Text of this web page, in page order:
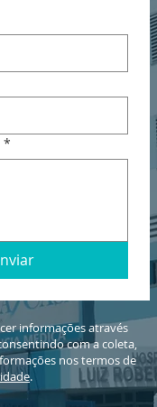
*
informações através
com a coleta,
nos termos de
.